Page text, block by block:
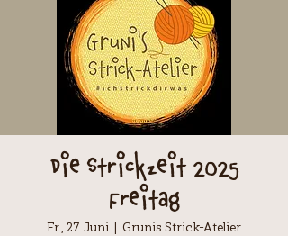
Die Strickzeit 2025
Freitag
Fr., 27. Juni
  |
Grunis Strick-Atelier